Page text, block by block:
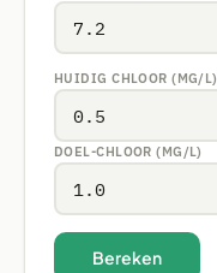
HUIDIG CHLOOR (MG/L)
DOEL-CHLOOR (MG/L)
Bereken